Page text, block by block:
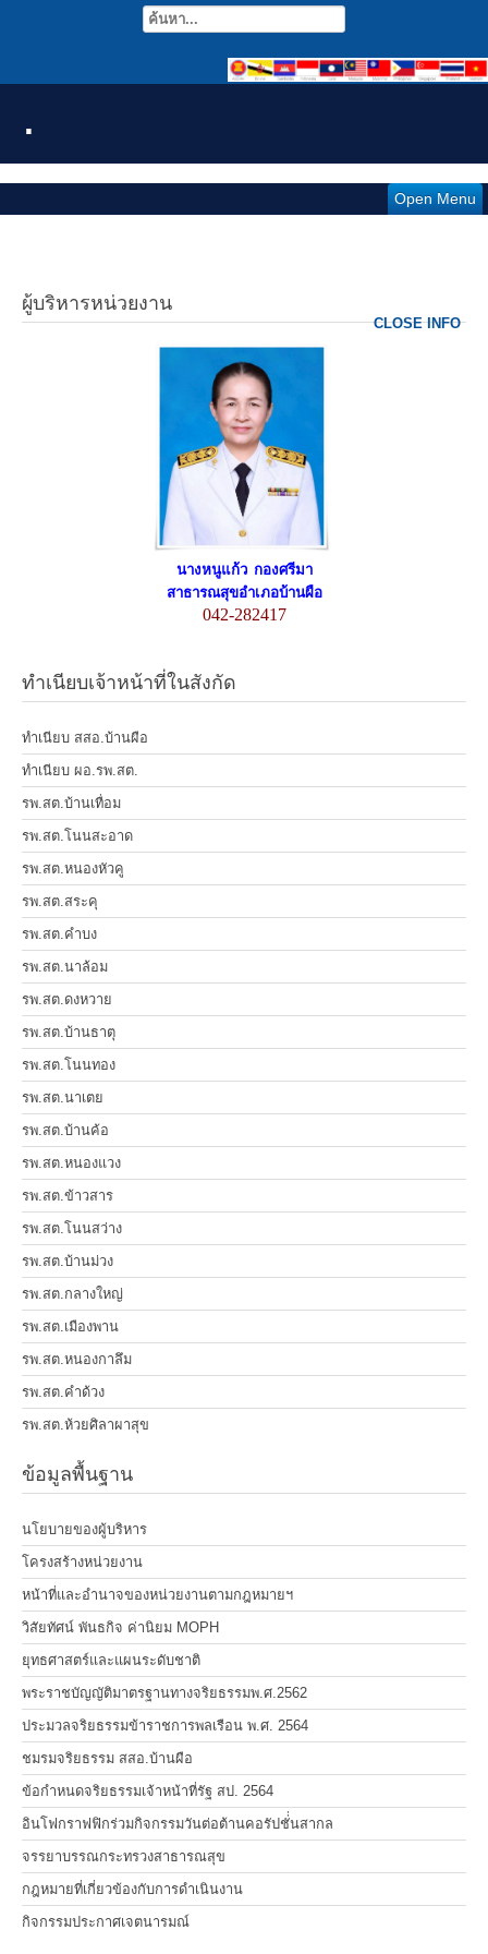
.
Open Menu
ผู้บริหารหน่วยงาน
นางหนูแก้ว กองศรีมา
สาธารณสุขอำเภอบ้านผือ
042-282417
ทำเนียบเจ้าหน้าที่ในสังกัด
ทำเนียบ สสอ.บ้านผือ
ทำเนียบ ผอ.รพ.สต.
รพ.สต.บ้านเทื่อม
รพ.สต.โนนสะอาด
รพ.สต.หนองหัวคู
รพ.สต.สระคุ
รพ.สต.คำบง
รพ.สต.นาล้อม
รพ.สต.ดงหวาย
รพ.สต.บ้านธาตุ
รพ.สต.โนนทอง
รพ.สต.นาเตย
รพ.สต.บ้านค้อ
รพ.สต.หนองแวง
รพ.สต.ข้าวสาร
รพ.สต.โนนสว่าง
รพ.สต.บ้านม่วง
รพ.สต.กลางใหญ่
รพ.สต.เมืองพาน
รพ.สต.หนองกาลึม
รพ.สต.คำด้วง
รพ.สต.ห้วยศิลาผาสุข
ข้อมูลพื้นฐาน
นโยบายของผู้บริหาร
โครงสร้างหน่วยงาน
หน้าที่และอำนาจของหน่วยงานตามกฎหมายฯ
วิสัยทัศน์ พันธกิจ ค่านิยม MOPH
ยุทธศาสตร์และแผนระดับชาติ
พระราชบัญญัติมาตรฐานทางจริยธรรมพ.ศ.2562
ประมวลจริยธรรมข้าราชการพลเรือน พ.ศ. 2564
ชมรมจริยธรรม สสอ.บ้านผือ
ข้อกำหนดจริยธรรมเจ้าหน้าที่รัฐ สป. 2564
อินโฟกราฟฟิกร่วมกิจกรรมวันต่อต้านคอรัปชั่่นสากล
จรรยาบรรณกระทรวงสาธารณสุข
กฎหมายที่เกี่ยวข้องกับการดำเนินงาน
กิจกรรมประกาศเจตนารมณ์
CLOSE INFO